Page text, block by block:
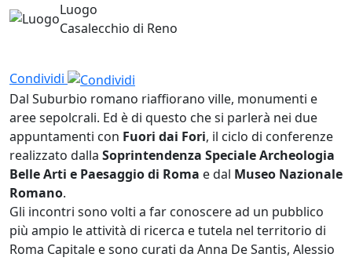
Luogo
Casalecchio di Reno
Condividi
Dal Suburbio romano riaffiorano ville, monumenti e
aree sepolcrali. Ed è di questo che si parlerà nei due
appuntamenti con Fuori dai Fori, il ciclo di conferenze
realizzato dalla Soprintendenza Speciale Archeologia
Belle Arti e Paesaggio di Roma e dal Museo Nazionale
Romano.
Gli incontri sono volti a far conoscere ad un pubblico
più ampio le attività di ricerca e tutela nel territorio di
Roma Capitale e sono curati da Anna De Santis, Alessio